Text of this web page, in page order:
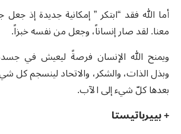
أما الله فقد “ابتكر ” إمكانية جديدة إذ
معنا. لقد صار إنساناً، وجعل من نفسه خبزاً.
ويمنح الله الإنسان فرصةً ليعيش في جسده
وبذل الذات، والشكر، والاتحاد لينسجم كل
بعدها كلّ شيء إلى الآب.
+ بييرباتيستا